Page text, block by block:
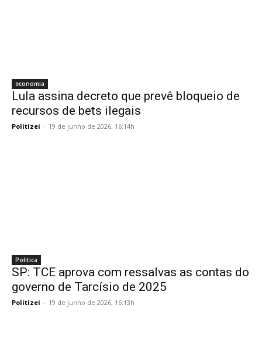
economia
Lula assina decreto que prevê bloqueio de
recursos de bets ilegais
Politizei - 19 de junho de 2026, 16:14h
Politica
SP: TCE aprova com ressalvas as contas do
governo de Tarcísio de 2025
Politizei - 19 de junho de 2026, 16:13h